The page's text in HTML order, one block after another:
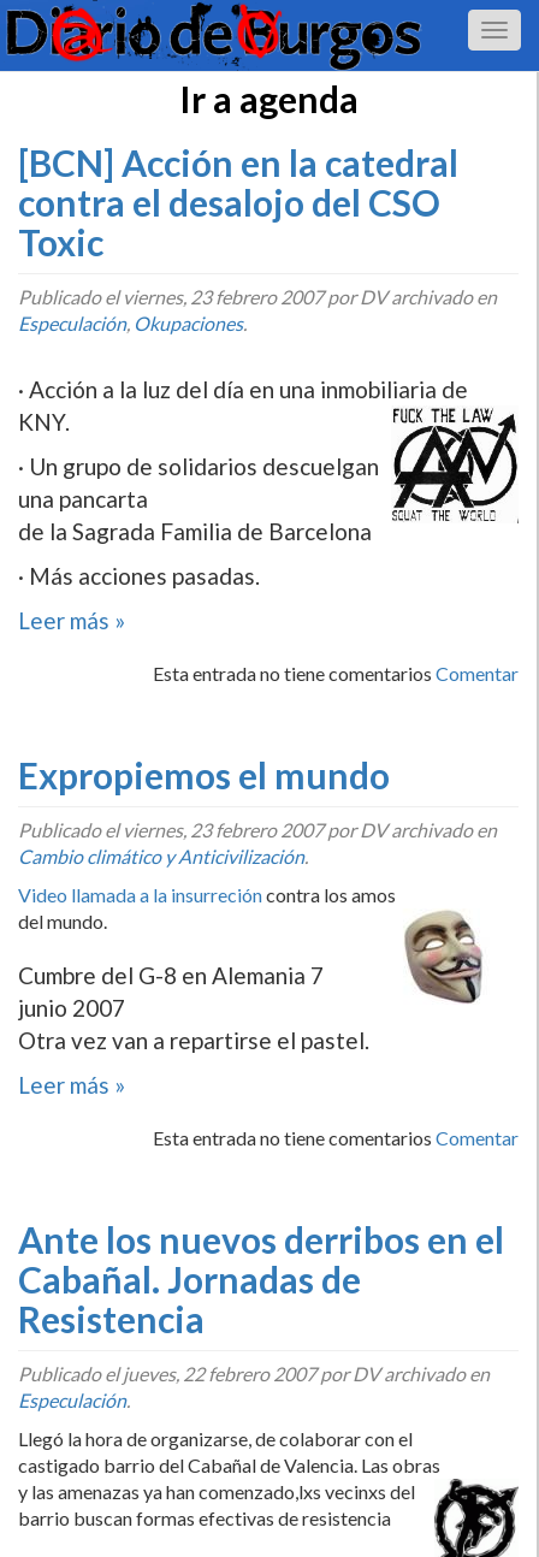
Ir a agenda
[BCN] Acción en la catedral
contra el desalojo del CSO
Toxic
Publicado elviernes, 23 febrero 2007por DV archivado en
Especulación, Okupaciones.
· Acción a la luz del dí­a en una inmobiliaria de
KNY.
· Un grupo de solidarios descuelgan
una pancarta
de la Sagrada Familia de Barcelona
· Más acciones pasadas.
Leer más »
Esta entrada no tiene comentarios Comentar
Expropiemos el mundo
Publicado elviernes, 23 febrero 2007por DV archivado en
Cambio climático y Anticivilización.
Video llamada a la insurrecióncontra los amos
del mundo.
Cumbre del G-8 en Alemania 7
junio 2007
Otra vez van a repartirse el pastel.
Leer más »
Esta entrada no tiene comentarios Comentar
Ante los nuevos derribos en el
Cabañal. Jornadas de
Resistencia
Publicado eljueves, 22 febrero 2007por DV archivado en
Especulación.
Llegó la hora de organizarse, de colaborar con el
castigado barrio del Cabañal de Valencia. Las obras
y las amenazas ya han comenzado,lxs vecinxs del
barrio buscan formas efectivas de resistencia